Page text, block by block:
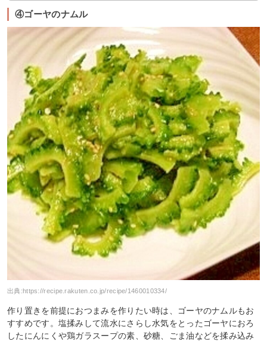
④ゴーヤのナムル
出典:https://recipe.rakuten.co.jp/recipe/1460010334/
作り置きを前提におつまみを作りたい時は、ゴーヤのナムルもお
すすめです。塩揉みして流水にさらし水気をとったゴーヤにおろ
したにんにくや鶏ガラスープの素、砂糖、ごま油などを揉み込み